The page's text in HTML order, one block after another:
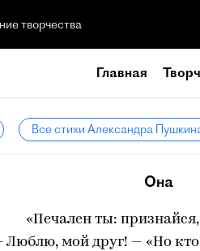
творчества
Главная
Все стихи Александра
Она
«Печален ты: признайся,
Люблю, мой друг! — «Но кто